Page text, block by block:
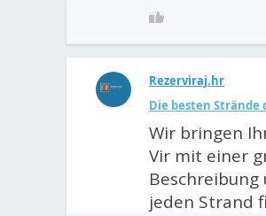
Rezerviraj.hr
Die besten Strände
Wir bringen
Vir mit einer
jeden Strand